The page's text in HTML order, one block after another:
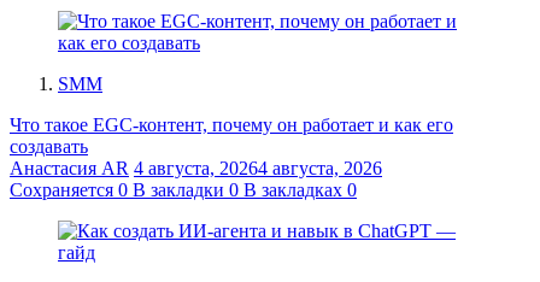
SMM
Что такое EGC-контент, почему он работает и как его
создавать
Анастасия AR 4 августа, 20264 августа, 2026
Сохраняется 0 В закладки 0 В закладках 0